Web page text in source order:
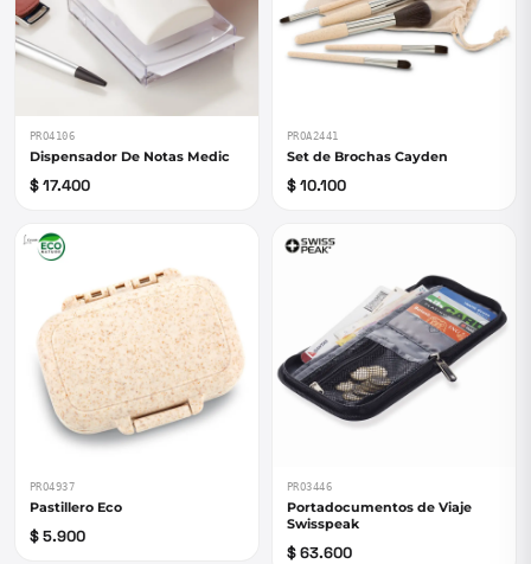
PRO4106
Dispensador De Notas Medic
$ 17.400
PROA2441
Set de Brochas Cayden
$ 10.100
PRO4937
Pastillero Eco
$ 5.900
PRO3446
Portadocumentos de Viaje
Swisspeak
$ 63.600